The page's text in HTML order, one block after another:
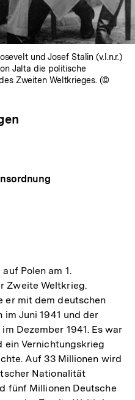
und Josef Stalin (v.l.n.r.)
Jalta die politische
Zweiten Weltkrieges. (©
Polen am 1.
Zweite Weltkrieg.
er mit dem deutschen
Juni 1941 und der
Dezember 1941. Es war
ein Vernichtungskrieg
Auf 33 Millionen wird
Nationalität
fünf Millionen Deutsche